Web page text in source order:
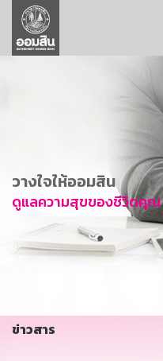
ลูกค้าธุรกิจ
ลูกค้าผู้ประกอบรายย่อย
การพัฒนาที่ยั่งยืน
ข่าวสาร
บริการทางการเงิน
อื่นๆ
วางใจให้ออมสิน
ดูแลความสุขของชีวิตคุณ
ข่าวสาร